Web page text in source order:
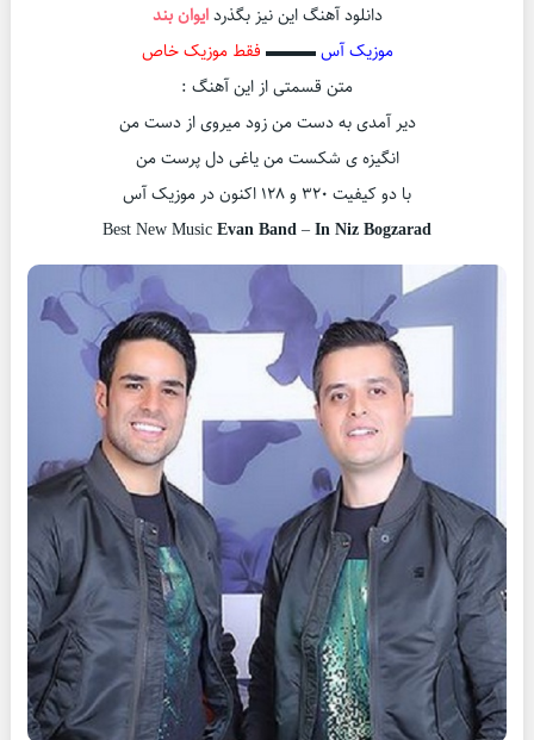
دانلود آهنگ این نیز بگذردایوان بند
موزیک آس▬▬▬ فقط موزیک خاص
متن قسمتی از این آهنگ :
دیر آمدی به دست من زود میروی از دست من
انگیزه ی شکست من یاغی دل پرست من
با دو کیفیت ۳۲۰ و ۱۲۸ اکنون در موزیک آس
Best New MusicEvan Band–In Niz Bogzarad